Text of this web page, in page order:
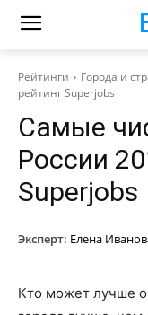
Рейтинги Города и
рейтинг Superjobs
Самые
России
Superjobs
Эксперт: Елена
Кто может лучше